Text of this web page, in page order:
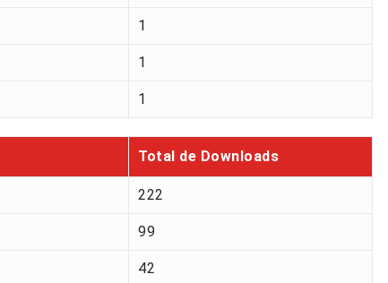
1
1
1
Total de Downloads
222
99
42